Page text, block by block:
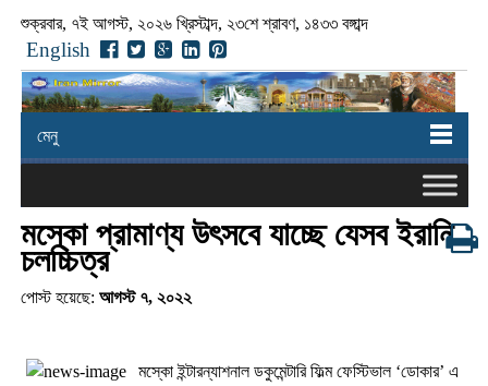
শুক্রবার, ৭ই আগস্ট, ২০২৬ খ্রিস্টাব্দ, ২৩শে শ্রাবণ, ১৪৩৩ বঙ্গাব্দ
English
মেনু
মস্কো প্রামাণ্য উৎসবে যাচ্ছে যেসব ইরানি
চলচ্চিত্র
পোস্ট হয়েছে: আগস্ট ৭, ২০২২
মস্কো ইন্টারন্যাশনাল ডকুমেন্টারি ফিল্ম ফেস্টিভাল ‘ডোকার’ এ